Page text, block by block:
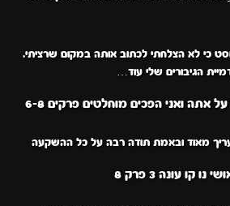
כי לא הצלחתי לכתוב אותה במקום שרציתי.
הגיבורים שלי עוד…
על אתה ואני הפכים מוחלטים פרקים 6-8
מאוד ובאמת תודה רבה על כל ההשקעה
נו קו עונה 3 פרק 8